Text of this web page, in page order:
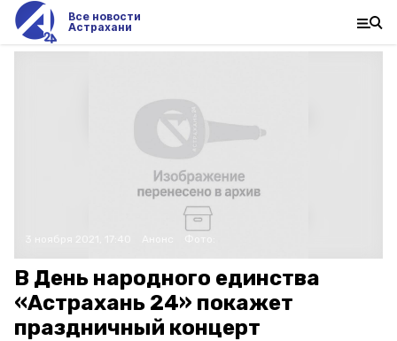
Все новости
Астрахани
В День народного единства
«Астрахань 24» покажет
праздничный концерт